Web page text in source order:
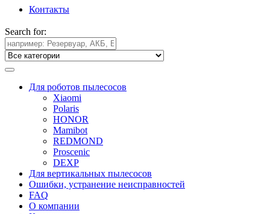
Контакты
Search for:
Для роботов пылесосов
Xiaomi
Polaris
HONOR
Mamibot
REDMOND
Proscenic
DEXP
Для вертикальных пылесосов
Ошибки, устранение неисправностей
FAQ
О компании